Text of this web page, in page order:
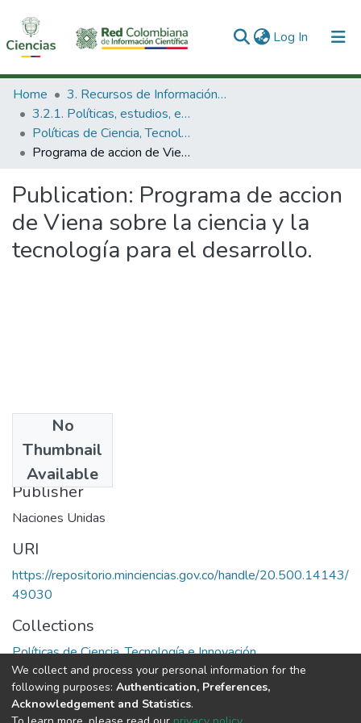
Log In (current)
Communities & Collections
All of DSpace
Statistics
Home
3. Recursos de Información Científica y Tecnológica
3.2.1. Políticas, estudios, evaluaciones e indicadores de CTeI
Políticas de Ciencia, Tecnología e Innovación
Programa de accion de Viena sobre la ciencia y la tecnología para el desarrollo.
Publication: Programa de accion
de Viena sobre la ciencia y la
tecnología para el desarrollo.
No
Thumbnail
Available
1980
Publisher
Naciones Unidas
URI
https://repositorio.minciencias.gov.co/handle/20.500.14143/
49030
Collections
Políticas de Ciencia, Tecnología e Innovación
Full item page
We collect and process your personal information for the
following purposes: Authentication, Preferences,
Acknowledgement and Statistics.